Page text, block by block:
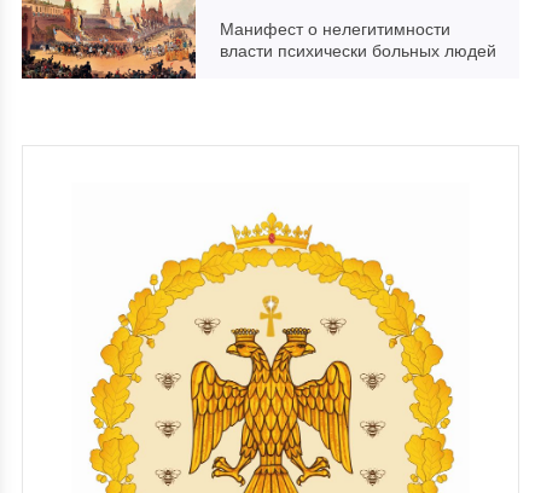
Манифест о нелегитимности
власти психически больных людей